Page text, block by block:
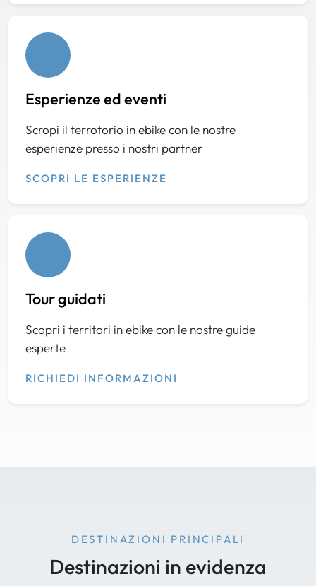
Esperienze ed eventi
Scropi il terrotorio in ebike con le nostre
esperienze presso i nostri partner
SCOPRI LE ESPERIENZE
Tour guidati
Scopri i territori in ebike con le nostre guide
esperte
RICHIEDI INFORMAZIONI
DESTINAZIONI PRINCIPALI
Destinazioni in evidenza